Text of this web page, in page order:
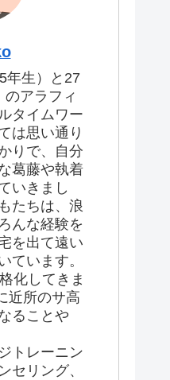
年生）と27
のアラフィ
タイムワー
は思い通り
りで、自分
葛藤や執着
いきまし
たちは、浪
んな経験を
を出て遠い
ています。
化してきま
近所のサ高
ることや
トレーニン
セリング、